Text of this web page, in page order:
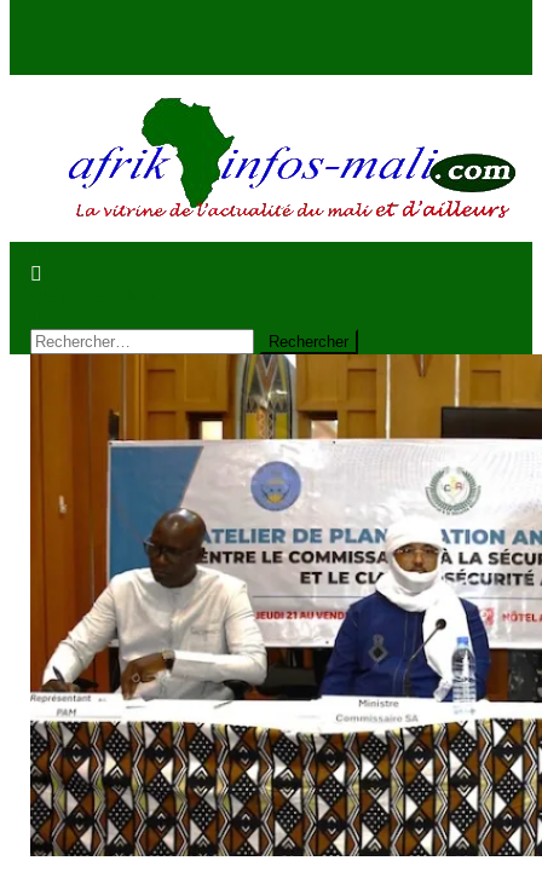
AFRIKINFOS MALI
La vitrine de l'actualité du Mali et d'ailleurs
Rechercher :